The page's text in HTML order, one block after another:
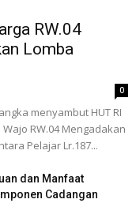
RW.04
Lomba
0
menyambut HUT RI
RW.04 Mengadakan
Pelajar Lr.187...
dan Manfaat
Cadangan